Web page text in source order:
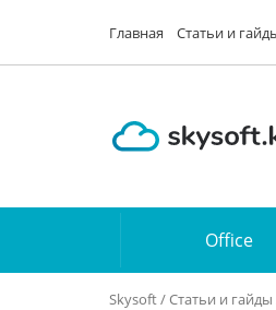
Главная Статьи и
Office
Skysoft/Статьи и гайды